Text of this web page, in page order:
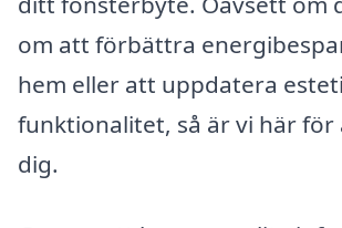
om att förbättra
hem eller att uppdatera
funktionalitet, så är vi här för
dig.